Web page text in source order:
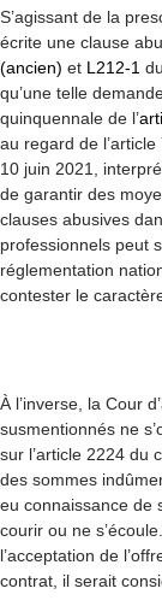
S’agissant de la
écrite une clause
(ancien) et L212-1
qu’une telle
quinquennale de l’
au regard de
10 juin 2021,
de garantir des
clauses abusives
professionnels peut
réglementation
contester le
À l’inverse, la Cour
susmentionnés ne
sur l’article 2224 du
des sommes
eu connaissance de
courir ou ne
l’acceptation de
contrat, il serait